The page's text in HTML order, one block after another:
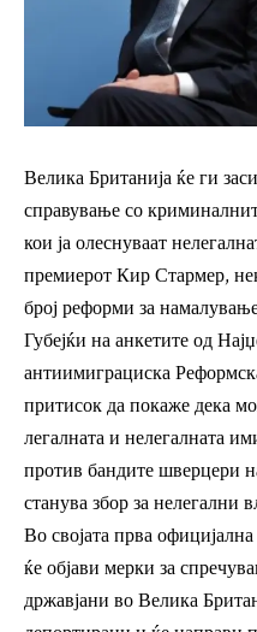
Велика Британија ќе ги
справување со
кои ја олеснуваат
премиерот Кир Стармер,
број реформи за
Губејќи на анкетите од
антиимиграциска
притисок да покаже дека
легалната и нелегалната
против бандите шверцери
станува збор за нелегални
Во својата прва
ќе објави мерки за
државјани во Велика